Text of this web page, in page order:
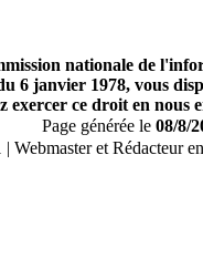
nationale de
6 janvier 1978, vous
exercer ce droit en
Page générée le 08/8/
Webmaster et Rédacteur